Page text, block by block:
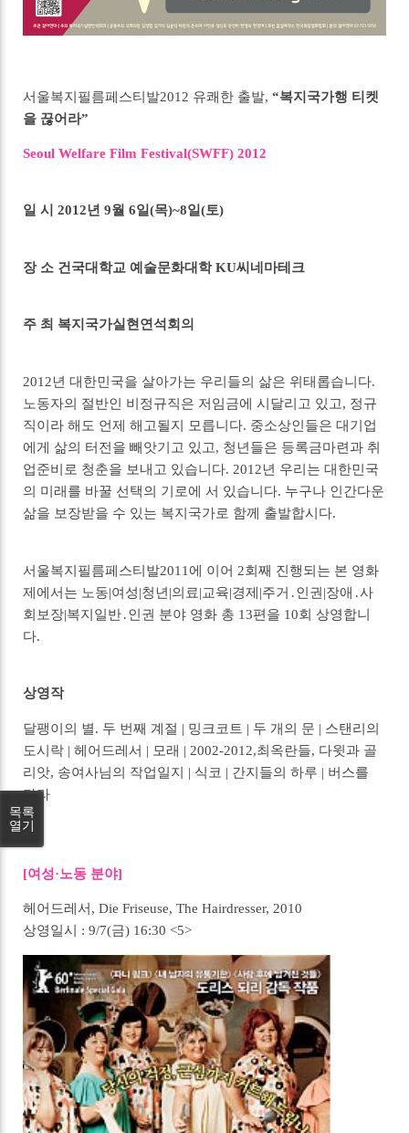
서울복지필름페스티발2012 유쾌한 출발, “복지국가행 티켓
을 끊어라”
Seoul Welfare Film Festival(SWFF) 2012
일 시 2012년 9월 6일(목)~8일(토)
장 소 건국대학교 예술문화대학 KU씨네마테크
주 최 복지국가실현연석회의
2012년 대한민국을 살아가는 우리들의 삶은 위태롭습니다.
노동자의 절반인 비정규직은 저임금에 시달리고 있고, 정규
직이라 해도 언제 해고될지 모릅니다. 중소상인들은 대기업
에게 삶의 터전을 빼앗기고 있고, 청년들은 등록금마련과 취
업준비로 청춘을 보내고 있습니다. 2012년 우리는 대한민국
의 미래를 바꿀 선택의 기로에 서 있습니다. 누구나 인간다운
삶을 보장받을 수 있는 복지국가로 함께 출발합시다.
서울복지필름페스티발2011에 이어 2회째 진행되는 본 영화
제에서는 노동|여성|청년|의료|교육|경제|주거․인권|장애․사
회보장|복지일반․인권 분야 영화 총 13편을 10회 상영합니
다.
상영작
달팽이의 별. 두 번째 계절 | 밍크코트 | 두 개의 문 | 스탠리의
도시락 | 헤어드레서 | 모래 | 2002-2012,최옥란들, 다윗과 골
리앗, 송여사님의 작업일지 | 식코 | 간지들의 하루 | 버스를
타라
[여성·노동 분야]
헤어드레서, Die Friseuse, The Hairdresser, 2010
상영일시 : 9/7(금) 16:30 <5>
목록
열기